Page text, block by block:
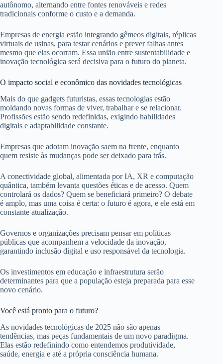
autônomo, alternando entre fontes renováveis e redes
tradicionais conforme o custo e a demanda.
Empresas de energia estão integrando gêmeos digitais, réplicas
virtuais de usinas, para testar cenários e prever falhas antes
mesmo que elas ocorram. Essa união entre sustentabilidade e
inovação tecnológica será decisiva para o futuro do planeta.
O impacto social e econômico das novidades tecnológicas
Mais do que gadgets futuristas, essas tecnologias estão
moldando novas formas de viver, trabalhar e se relacionar.
Profissões estão sendo redefinidas, exigindo habilidades
digitais e adaptabilidade constante.
Empresas que adotam inovação saem na frente, enquanto
quem resiste às mudanças pode ser deixado para trás.
A conectividade global, alimentada por IA, XR e computação
quântica, também levanta questões éticas e de acesso. Quem
controlará os dados? Quem se beneficiará primeiro? O debate
é amplo, mas uma coisa é certa: o futuro é agora, e ele está em
constante atualização.
Governos e organizações precisam pensar em políticas
públicas que acompanhem a velocidade da inovação,
garantindo inclusão digital e uso responsável da tecnologia.
Os investimentos em educação e infraestrutura serão
determinantes para que a população esteja preparada para esse
novo cenário.
Você está pronto para o futuro?
As novidades tecnológicas de 2025 não são apenas
tendências, mas peças fundamentais de um novo paradigma.
Elas estão redefinindo como entendemos produtividade,
saúde, energia e até a própria consciência humana.